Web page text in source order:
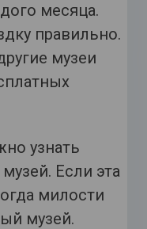
месяца.
правильно.
музеи
узнать
Если эта
милости
музей.